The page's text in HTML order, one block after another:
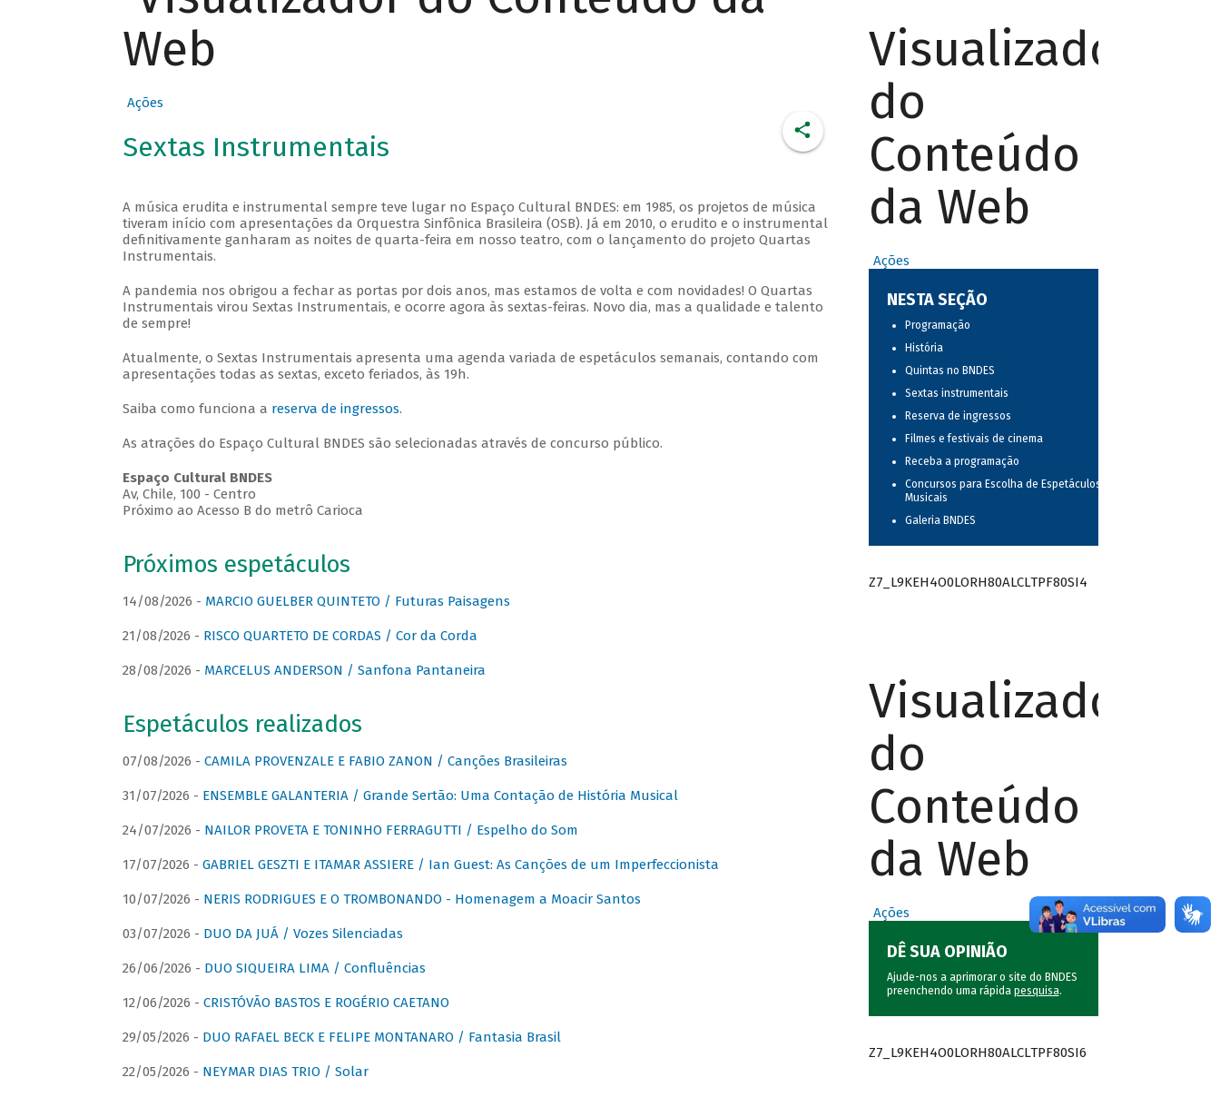
Web
Ações
Sextas Instrumentais
A música erudita e instrumental sempre teve lugar no Espaço Cultural BNDES: em 1985, os projetos de música
tiveram início com apresentações da Orquestra Sinfônica Brasileira (OSB). Já em 2010, o erudito e o instrumental
definitivamente ganharam as noites de quarta-feira em nosso teatro, com o lançamento do projeto Quartas
Instrumentais.
A pandemia nos obrigou a fechar as portas por dois anos, mas estamos de volta e com novidades! O Quartas
Instrumentais virou Sextas Instrumentais, e ocorre agora às sextas-feiras. Novo dia, mas a qualidade e talento
de sempre!
Atualmente, o Sextas Instrumentais apresenta uma agenda variada de espetáculos semanais, contando com
apresentações todas as sextas, exceto feriados, às 19h.
Saiba como funciona a reserva de ingressos.
As atrações do Espaço Cultural BNDES são selecionadas através de concurso público.
Espaço Cultural BNDES
Av, Chile, 100 - Centro
Próximo ao Acesso B do metrô Carioca
Próximos espetáculos
14/08/2026 - MARCIO GUELBER QUINTETO / Futuras Paisagens
21/08/2026 - RISCO QUARTETO DE CORDAS / Cor da Corda
28/08/2026 - MARCELUS ANDERSON / Sanfona Pantaneira
Espetáculos realizados
07/08/2026 - CAMILA PROVENZALE E FABIO ZANON / Canções Brasileiras
31/07/2026 - ENSEMBLE GALANTERIA / Grande Sertão: Uma Contação de História Musical
24/07/2026 - NAILOR PROVETA E TONINHO FERRAGUTTI / Espelho do Som
17/07/2026 - GABRIEL GESZTI E ITAMAR ASSIERE / Ian Guest: As Canções de um Imperfeccionista
10/07/2026 - NERIS RODRIGUES E O TROMBONANDO - Homenagem a Moacir Santos
03/07/2026 - DUO DA JUÁ / Vozes Silenciadas
26/06/2026 - DUO SIQUEIRA LIMA / Confluências
12/06/2026 - CRISTÓVÃO BASTOS E ROGÉRIO CAETANO
29/05/2026 - DUO RAFAEL BECK E FELIPE MONTANARO / Fantasia Brasil
22/05/2026 - NEYMAR DIAS TRIO / Solar
Visualizador
do
Conteúdo
da Web
Ações
NESTA SEÇÃO
Programação
História
Quintas no BNDES
Sextas instrumentais
Reserva de ingressos
Filmes e festivais de cinema
Receba a programação
Concursos para Escolha de Espetáculos
Musicais
Galeria BNDES
Z7_L9KEH4O0LORH80ALCLTPF80SI4
Visualizador
do
Conteúdo
da Web
Ações
DÊ SUA OPINIÃO
Ajude-nos a aprimorar o site do BNDES
preenchendo uma rápida pesquisa.
Z7_L9KEH4O0LORH80ALCLTPF80SI6